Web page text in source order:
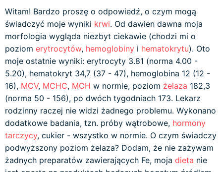
Witam! Bardzo proszę o odpowiedź, o czym mogą
świadczyć moje wyniki krwi. Od dawien dawna moja
morfologia wygląda niezbyt ciekawie (chodzi mi o
poziom erytrocytów, hemoglobiny i hematokrytu). Oto
moje ostatnie wyniki: erytrocyty 3.81 (norma 4.00 -
5.20), hematokryt 34,7 (37 - 47), hemoglobina 12 (12 -
16), MCV, MCHC, MCH w normie, poziom żelaza 182,3
(norma 50 - 156), po dwóch tygodniach 173. Lekarz
rodzinny raczej nie widzi żadnego problemu. Wykonano
dodatkowe badania, tzn. próby wątrobowe, hormony
tarczycy, cukier - wszystko w normie. O czym świadczy
podwyższony poziom żelaza? Dodam, że nie zażywam
żadnych preparatów zawierających Fe, moja dieta nie